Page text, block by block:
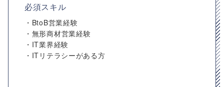
必須スキル
・BtoB営業経験
・無形商材営業経験
・IT業界経験
・ITリテラシーがある方